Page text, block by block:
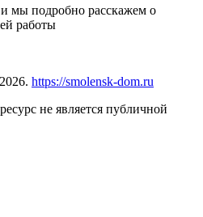
мы подробно расскажем о
работы
https://smolensk-dom.ru
не является публичной